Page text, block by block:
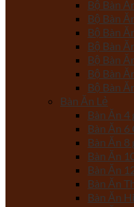
Bộ Bàn
Bộ Bàn
Bộ Bàn
Bộ Bàn
Bộ Bàn
Bộ Bàn
Bộ Bàn
Bàn Ăn Lẻ
Bàn Ăn 4
Bàn Ăn 6
Bàn Ăn 8
Bàn Ăn
Bàn Ăn
Bàn Ăn
Bàn Ăn